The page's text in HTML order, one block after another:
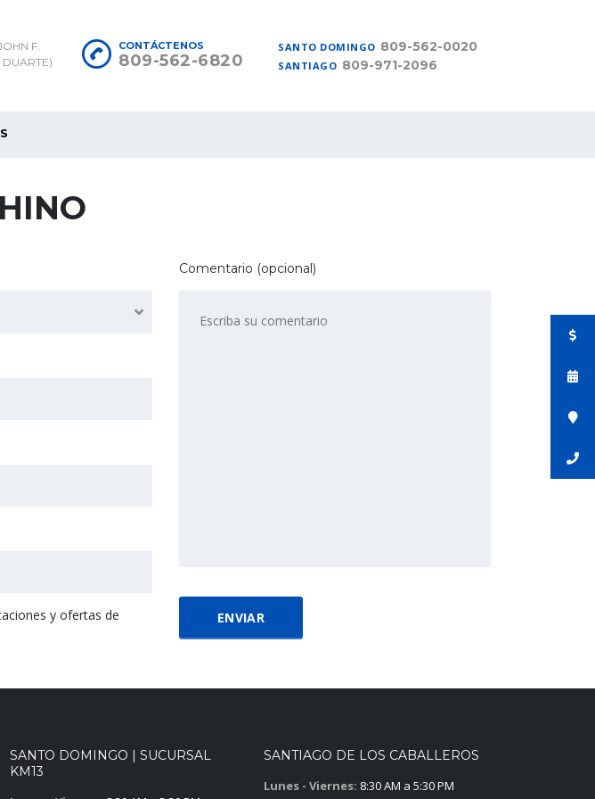
SANTO DOMINGO 809-562-0020
SANTIAGO 809-971-2096
CONTÁCTENOS
809-562-6820
F.
Comentario (opcional)
y ofertas de
SANTO DOMINGO | SUCURSAL
KM13
SANTIAGO DE LOS CABALLEROS
Lunes - Viernes: 8:30 AM a 5:30 PM